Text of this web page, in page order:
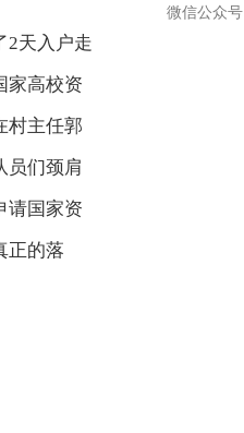
2天入户走
家高校资
村主任郭
员们颈肩
请国家资
正的落
微信公众号